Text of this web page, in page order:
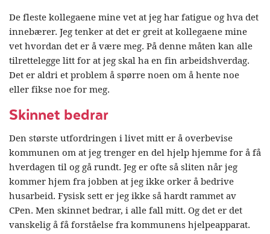
De fleste kollegaene mine vet at jeg har fatigue og hva det
innebærer. Jeg tenker at det er greit at kollegaene mine
vet hvordan det er å være meg. På denne måten kan alle
tilrettelegge litt for at jeg skal ha en fin arbeidshverdag.
Det er aldri et problem å spørre noen om å hente noe
eller fikse noe for meg.
Skinnet bedrar
Den største utfordringen i livet mitt er å overbevise
kommunen om at jeg trenger en del hjelp hjemme for å få
hverdagen til og gå rundt. Jeg er ofte så sliten når jeg
kommer hjem fra jobben at jeg ikke orker å bedrive
husarbeid. Fysisk sett er jeg ikke så hardt rammet av
CPen. Men skinnet bedrar, i alle fall mitt. Og det er det
vanskelig å få forståelse fra kommunens hjelpeapparat.